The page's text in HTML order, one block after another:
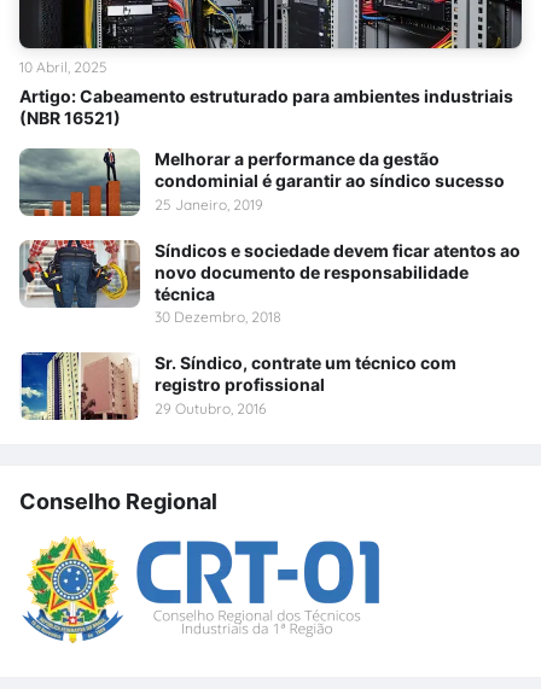
Artigo: Cabeamento estruturado para ambientes industriais
(NBR 16521)
10 Abril, 2025
Melhorar a performance da gestão
condominial é garantir ao síndico sucesso
25 Janeiro, 2019
Síndicos e sociedade devem ficar atentos ao
novo documento de responsabilidade
técnica
30 Dezembro, 2018
Sr. Síndico, contrate um técnico com
registro profissional
29 Outubro, 2016
Conselho Regional